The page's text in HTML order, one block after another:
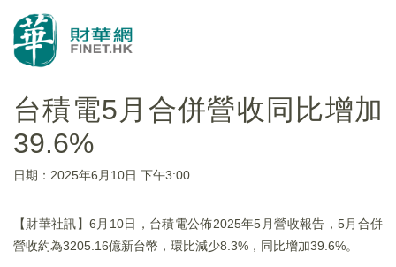
台積電5月合併營收同比增加
39.6%
日期：2025年6月10日 下午3:00
【財華社訊】6月10日，台積電公佈2025年5月營收報告，5月合併
營收約為3205.16億新台幣，環比減少8.3%，同比增加39.6%。